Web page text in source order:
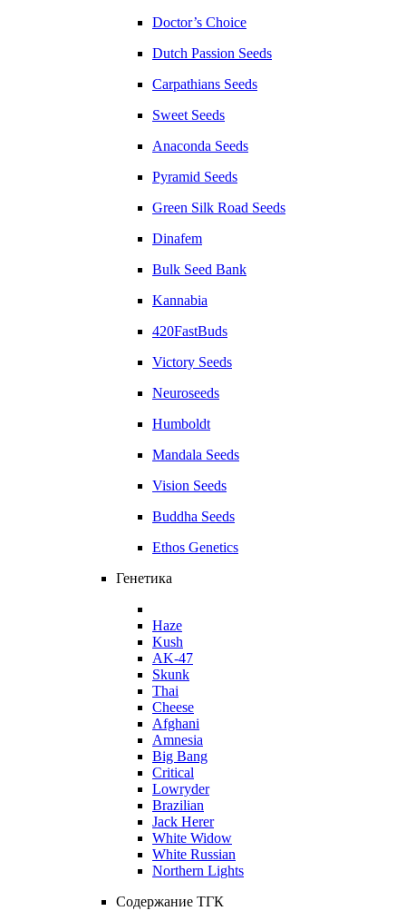
Doctor’s Choice
Dutch Passion Seeds
Carpathians Seeds
Sweet Seeds
Anaconda Seeds
Pyramid Seeds
Green Silk Road Seeds
Dinafem
Bulk Seed Bank
Kannabia
420FastBuds
Victory Seeds
Neuroseeds
Humboldt
Mandala Seeds
Vision Seeds
Buddha Seeds
Ethos Genetics
Генетика
Haze
Kush
AK-47
Skunk
Thai
Cheese
Afghani
Amnesia
Big Bang
Critical
Lowryder
Brazilian
Jack Herer
White Widow
White Russian
Northern Lights
Содержание ТГК